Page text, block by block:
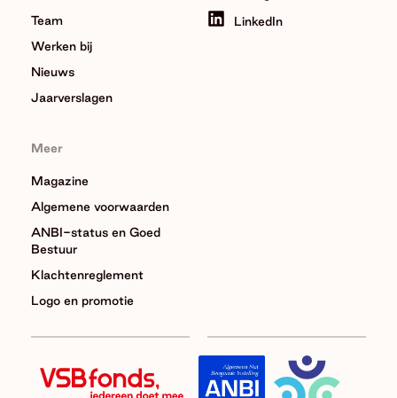
Team
Werken bij
Nieuws
Jaarverslagen
Meer
Magazine
Algemene voorwaarden
ANBI-status en Goed
Bestuur
Klachtenreglement
Logo en promotie
LinkedIn